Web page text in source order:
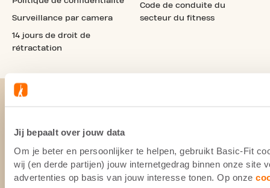
Jij bepaalt over jouw data
Om je beter en persoonlijker te helpen, gebruikt Basic-Fit
wij (en derde partijen) jouw internetgedrag binnen onze site
advertenties op basis van jouw interesse tonen. Op onze
Surveillance par camera
14 jours de droit de
rétractation
Code de conduite du
secteur du fitness